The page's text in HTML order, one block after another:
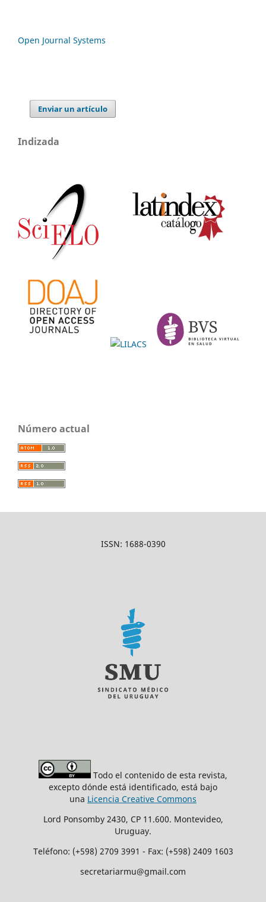
Open Journal Systems
Enviar un artículo
Indizada
Número actual
ISSN: 1688-0390
Todo el contenido de esta revista,
excepto dónde está identificado, está bajo
una Licencia Creative Commons
Lord Ponsomby 2430, CP 11.600. Montevideo,
Uruguay.
Teléfono: (+598) 2709 3991 - Fax: (+598) 2409 1603
secretariarmu@gmail.com